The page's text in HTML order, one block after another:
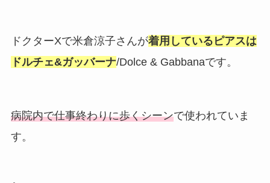
ドクターXで米倉涼子さんが着用しているピアスは
ドルチェ&ガッバーナ/Dolce & Gabbanaです。
病院内で仕事終わりに歩くシーンで使われていま
す。